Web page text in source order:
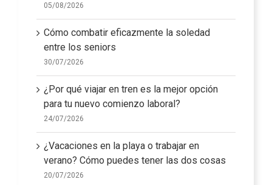
05/08/2026
Cómo combatir eficazmente la soledad
entre los seniors
30/07/2026
¿Por qué viajar en tren es la mejor opción
para tu nuevo comienzo laboral?
24/07/2026
¿Vacaciones en la playa o trabajar en
verano? Cómo puedes tener las dos cosas
20/07/2026